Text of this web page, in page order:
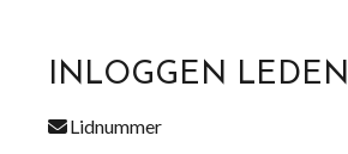
INLOGGEN LEDEN
Lidnummer